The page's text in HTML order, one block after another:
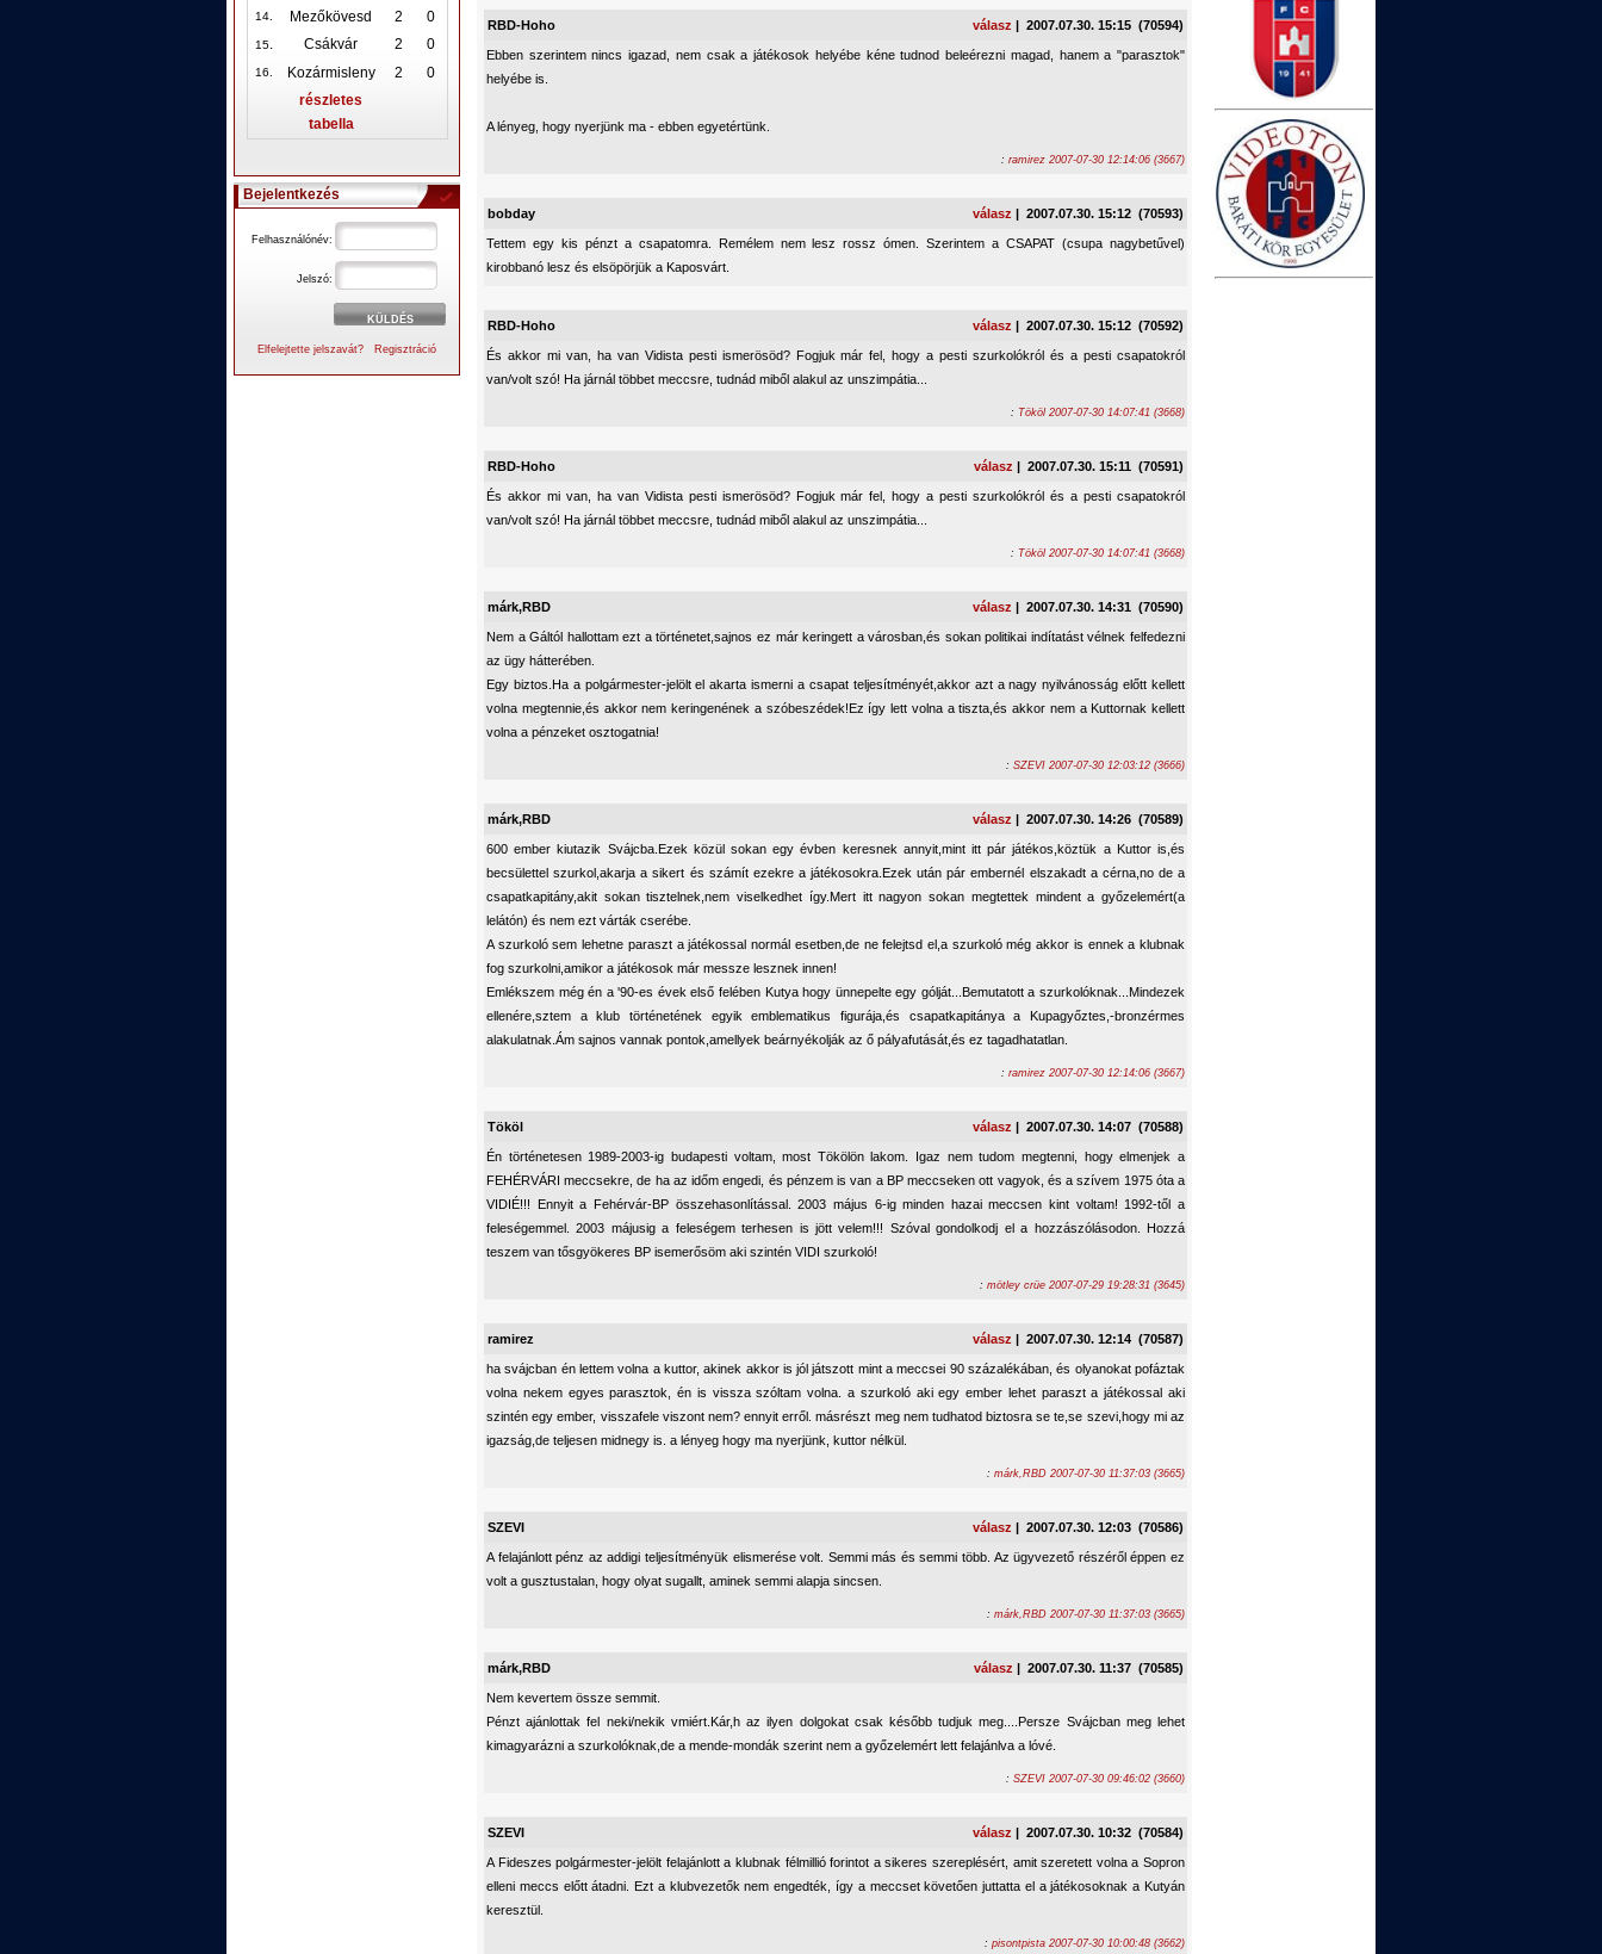
14. Mezőkövesd 2 0
15. Csákvár 2 0
16. Kozármisleny 2
0
részletes
tabella
Bejelentkezés
Felhasználónév:
Jelszó:
Elfelejtette jelszavát? Regisztráció
RBD-Hoho válasz | 2007.07.30. 15:15 (70594)
Ebben szerintem nincs igazad, nem csak a játékosok helyébe kéne tudnod beleérezni magad, hanem a "parasztok"
helyébe is.
A lényeg, hogy nyerjünk ma - ebben egyetértünk.
: ramirez 2007-07-30 12:14:06 (3667)
bobday válasz | 2007.07.30. 15:12 (70593)
Tettem egy kis pénzt a csapatomra. Remélem nem lesz rossz ómen. Szerintem a CSAPAT (csupa nagybetűvel)
kirobbanó lesz és elsöpörjük a Kaposvárt.
RBD-Hoho válasz | 2007.07.30. 15:12 (70592)
És akkor mi van, ha van Vidista pesti ismerösöd? Fogjuk már fel, hogy a pesti szurkolókról és a pesti csapatokról
van/volt szó! Ha járnál többet meccsre, tudnád miből alakul az unszimpátia...
: Tököl 2007-07-30 14:07:41 (3668)
RBD-Hoho válasz | 2007.07.30. 15:11 (70591)
És akkor mi van, ha van Vidista pesti ismerösöd? Fogjuk már fel, hogy a pesti szurkolókról és a pesti csapatokról
van/volt szó! Ha járnál többet meccsre, tudnád miből alakul az unszimpátia...
: Tököl 2007-07-30 14:07:41 (3668)
márk,RBD válasz | 2007.07.30. 14:31 (70590)
Nem a Gáltól hallottam ezt a történetet,sajnos ez már keringett a városban,és sokan politikai indítatást vélnek felfedezni
az ügy hátterében.
Egy biztos.Ha a polgármester-jelölt el akarta ismerni a csapat teljesítményét,akkor azt a nagy nyilvánosság előtt kellett
volna megtennie,és akkor nem keringenének a szóbeszédek!Ez így lett volna a tiszta,és akkor nem a Kuttornak kellett
volna a pénzeket osztogatnia!
: SZEVI 2007-07-30 12:03:12 (3666)
márk,RBD válasz | 2007.07.30. 14:26 (70589)
600 ember kiutazik Svájcba.Ezek közül sokan egy évben keresnek annyit,mint itt pár játékos,köztük a Kuttor is,és
becsülettel szurkol,akarja a sikert és számít ezekre a játékosokra.Ezek után pár embernél elszakadt a cérna,no de a
csapatkapitány,akit sokan tisztelnek,nem viselkedhet így.Mert itt nagyon sokan megtettek mindent a győzelemért(a
lelátón) és nem ezt várták cserébe.
A szurkoló sem lehetne paraszt a játékossal normál esetben,de ne felejtsd el,a szurkoló még akkor is ennek a klubnak
fog szurkolni,amikor a játékosok már messze lesznek innen!
Emlékszem még én a '90-es évek első felében Kutya hogy ünnepelte egy gólját...Bemutatott a szurkolóknak...Mindezek
ellenére,sztem a klub történetének egyik emblematikus figurája,és csapatkapitánya a Kupagyőztes,-bronzérmes
alakulatnak.Ám sajnos vannak pontok,amellyek beárnyékolják az ő pályafutását,és ez tagadhatatlan.
: ramirez 2007-07-30 12:14:06 (3667)
Tököl válasz | 2007.07.30. 14:07 (70588)
Én történetesen 1989-2003-ig budapesti voltam, most Tökölön lakom. Igaz nem tudom megtenni, hogy elmenjek a
FEHÉRVÁRI meccsekre, de ha az időm engedi, és pénzem is van a BP meccseken ott vagyok, és a szívem 1975 óta a
VIDIÉ!!! Ennyit a Fehérvár-BP összehasonlítással. 2003 május 6-ig minden hazai meccsen kint voltam! 1992-től a
feleségemmel. 2003 májusig a feleségem terhesen is jött velem!!! Szóval gondolkodj el a hozzászólásodon. Hozzá
teszem van tősgyökeres BP isemerősöm aki szintén VIDI szurkoló!
: mötley crüe 2007-07-29 19:28:31 (3645)
ramirez válasz | 2007.07.30. 12:14 (70587)
ha svájcban én lettem volna a kuttor, akinek akkor is jól játszott mint a meccsei 90 százalékában, és olyanokat pofáztak
volna nekem egyes parasztok, én is vissza szóltam volna. a szurkoló aki egy ember lehet paraszt a játékossal aki
szintén egy ember, visszafele viszont nem? ennyit erről. másrészt meg nem tudhatod biztosra se te,se szevi,hogy mi az
igazság,de teljesen midnegy is. a lényeg hogy ma nyerjünk, kuttor nélkül.
: márk,RBD 2007-07-30 11:37:03 (3665)
SZEVI válasz | 2007.07.30. 12:03 (70586)
A felajánlott pénz az addigi teljesítményük elismerése volt. Semmi más és semmi több. Az ügyvezető részéről éppen ez
volt a gusztustalan, hogy olyat sugallt, aminek semmi alapja sincsen.
: márk,RBD 2007-07-30 11:37:03 (3665)
márk,RBD válasz | 2007.07.30. 11:37 (70585)
Nem kevertem össze semmit.
Pénzt ajánlottak fel neki/nekik vmiért.Kár,h az ilyen dolgokat csak később tudjuk meg....Persze Svájcban meg lehet
kimagyarázni a szurkolóknak,de a mende-mondák szerint nem a győzelemért lett felajánlva a lóvé.
: SZEVI 2007-07-30 09:46:02 (3660)
SZEVI válasz | 2007.07.30. 10:32 (70584)
A Fideszes polgármester-jelölt felajánlott a klubnak félmillió forintot a sikeres szereplésért, amit szeretett volna a Sopron
elleni meccs előtt átadni. Ezt a klubvezetők nem engedték, így a meccset követően juttatta el a játékosoknak a Kutyán
keresztül.
: pisontpista 2007-07-30 10:00:48 (3662)